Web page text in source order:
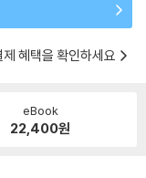
혜택을 확인하세요
eBook
22,400원